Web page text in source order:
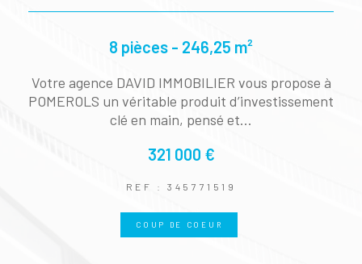
8 pièces - 246,25 m²
Votre agence DAVID IMMOBILIER vous propose à
POMEROLS un véritable produit d’investissement
clé en main, pensé et...
321 000 €
REF : 345771519
COUP DE COEUR